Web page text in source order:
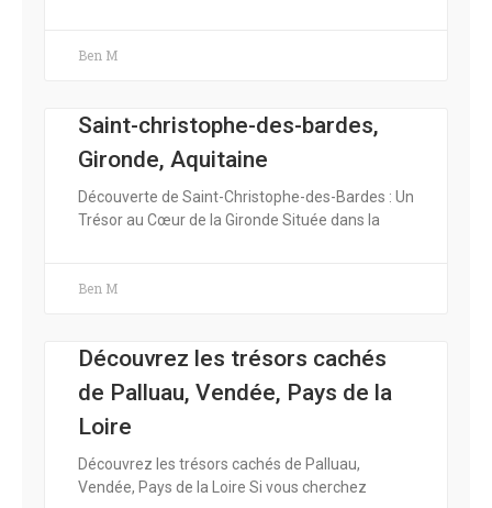
Ben M
Saint-christophe-des-bardes,
Gironde, Aquitaine
Découverte de Saint-Christophe-des-Bardes : Un
Trésor au Cœur de la Gironde Située dans la
Ben M
Découvrez les trésors cachés
de Palluau, Vendée, Pays de la
Loire
Découvrez les trésors cachés de Palluau,
Vendée, Pays de la Loire Si vous cherchez